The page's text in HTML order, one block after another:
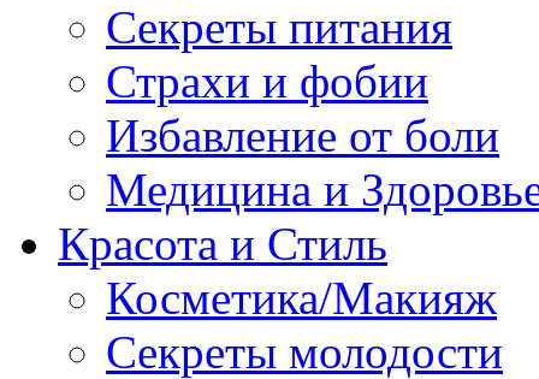
Секреты питания
Страхи и фобии
Избавление от боли
Медицина и
Красота и Стиль
Косметика/Макияж
Секреты молодости